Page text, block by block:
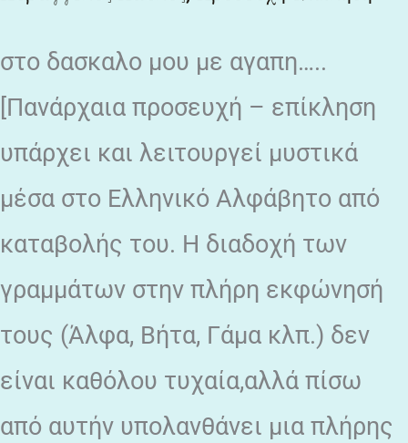
στο δασκαλο μου με αγαπη…..
[Πανάρχαια προσευχή – επίκληση
υπάρχει και λειτουργεί μυστικά
μέσα στο Ελληνικό Αλφάβητο από
καταβολής του. Η διαδοχή των
γραμμάτων στην πλήρη εκφώνησή
τους (Άλφα, Βήτα, Γάμα κλπ.) δεν
είναι καθόλου τυχαία,αλλά πίσω
από αυτήν υπολανθάνει μια πλήρης
αγάπη